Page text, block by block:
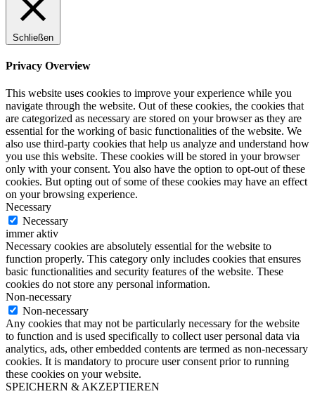
Schließen
Privacy Overview
This website uses cookies to improve your experience while you
navigate through the website. Out of these cookies, the cookies that
are categorized as necessary are stored on your browser as they are
essential for the working of basic functionalities of the website. We
also use third-party cookies that help us analyze and understand how
you use this website. These cookies will be stored in your browser
only with your consent. You also have the option to opt-out of these
cookies. But opting out of some of these cookies may have an effect
on your browsing experience.
Necessary
Necessary
immer aktiv
Necessary cookies are absolutely essential for the website to
function properly. This category only includes cookies that ensures
basic functionalities and security features of the website. These
cookies do not store any personal information.
Non-necessary
Non-necessary
Any cookies that may not be particularly necessary for the website
to function and is used specifically to collect user personal data via
analytics, ads, other embedded contents are termed as non-necessary
cookies. It is mandatory to procure user consent prior to running
these cookies on your website.
SPEICHERN & AKZEPTIEREN